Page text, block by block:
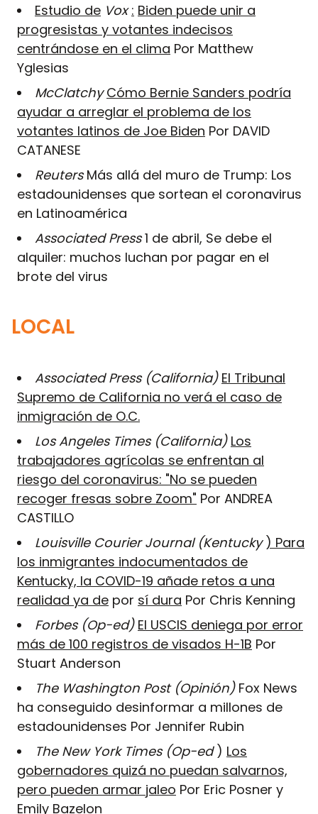
Estudio de Vox : Biden puede unir a
progresistas y votantes indecisos
centrándose en el clima Por Matthew
Yglesias
McClatchy Cómo Bernie Sanders podría
ayudar a arreglar el problema de los
votantes latinos de Joe Biden Por DAVID
CATANESE
ReutersMás allá del muro de Trump: Los
estadounidenses que sortean el coronavirus
en Latinoamérica
Associated Press1 de abril, Se debe el
alquiler: muchos luchan por pagar en el
brote del virus
LOCAL
Associated Press (California) El Tribunal
Supremo de California no verá el caso de
inmigración de O.C.
Los Angeles Times (California) Los
trabajadores agrícolas se enfrentan al
riesgo del coronavirus: "No se pueden
recoger fresas sobre Zoom" Por ANDREA
CASTILLO
Louisville Courier Journal (Kentucky ) Para
los inmigrantes indocumentados de
Kentucky, la COVID-19 añade retos a una
realidad ya de por sí dura Por Chris Kenning
Forbes (Op-ed) El USCIS deniega por error
más de 100 registros de visados H-1B Por
Stuart Anderson
The Washington Post (Opinión)Fox News
ha conseguido desinformar a millones de
estadounidenses Por Jennifer Rubin
The New York Times (Op-ed) Los
gobernadores quizá no puedan salvarnos,
pero pueden armar jaleo Por Eric Posner y
Emily Bazelon